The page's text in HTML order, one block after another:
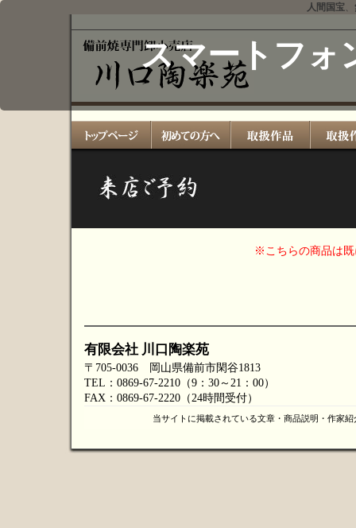
人間国宝、
スマートフォ
※こちらの商品は
有限会社 川口陶楽苑
〒705-0036 岡山県備前市閑谷1813
TEL：0869-67-2210（9：30～21：00）
FAX：0869-67-2220（24時間受付）
当サイトに掲載されている文章・商品説明・作家